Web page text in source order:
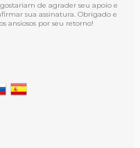
de agrader seu apoio e
sua assinatura. Obrigado e
ansiosos por seu retorno!